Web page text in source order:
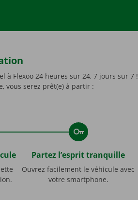
à Flexoo 24 heures sur 24, 7 jours sur 7 !
vous serez prêt(e) à partir :
Partez l’esprit tranquille
Ouvrez facilement le véhicule avec
votre smartphone.